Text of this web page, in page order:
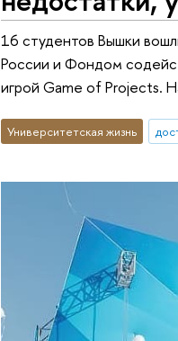
16 студентов Вышки
России и Фондом
игрой Game of Projects.
Университетская жизнь